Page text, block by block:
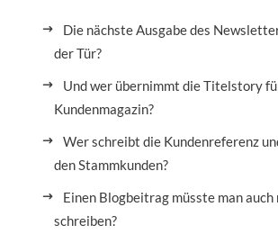
Die nächste Ausgabe des
der Tür?
Und wer übernimmt die Titelstory
Kundenmagazin?
Wer schreibt die Kundenreferenz
den Stammkunden?
Einen Blogbeitrag müsste man auch
schreiben?